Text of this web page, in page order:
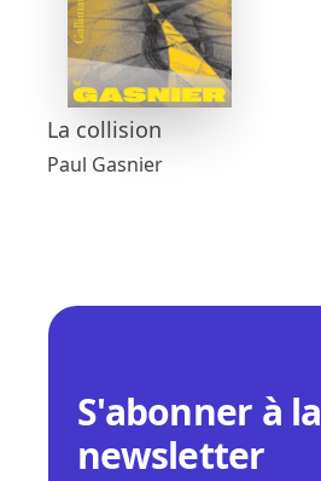
La collision
Paul Gasnier
S'abonner à la
newsletter